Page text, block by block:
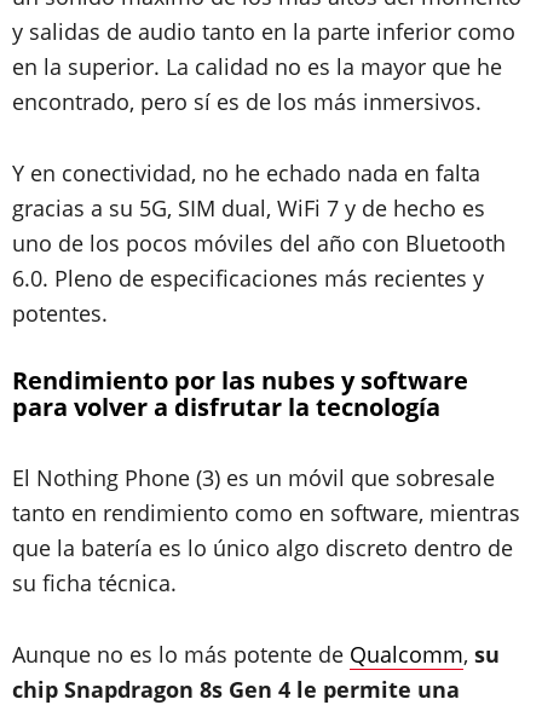
y salidas de audio tanto en la parte inferior como
en la superior. La calidad no es la mayor que he
encontrado, pero sí es de los más inmersivos.
Y en conectividad, no he echado nada en falta
gracias a su 5G, SIM dual, WiFi 7 y de hecho es
uno de los pocos móviles del año con Bluetooth
6.0. Pleno de especificaciones más recientes y
potentes.
Rendimiento por las nubes y software
para volver a disfrutar la tecnología
El Nothing Phone (3) es un móvil que sobresale
tanto en rendimiento como en software, mientras
que la batería es lo único algo discreto dentro de
su ficha técnica.
Aunque no es lo más potente de Qualcomm, su
chip Snapdragon 8s Gen 4 le permite una